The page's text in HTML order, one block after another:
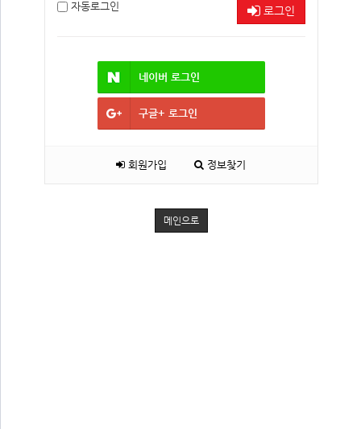
자동로그인 로그인
네이버 로그인
구글+ 로그인
회원가입 정보찾기
메인으로